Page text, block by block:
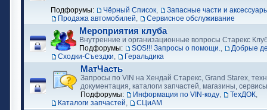
Подфорумы:
Чёрный Список,
Запасные части и
Продажа автомобилей, Сервисное обслуживание
Мероприятия клуба
Внутренние и организационные вопросы Старекс
Подфорумы:
SOS!!! Запросы о помощи.,
Добрые
Сходки-Съездки, Геральдика
МатЧасть
Запросы по VIN на Хендай Старекс, Grand Starex,
документация, каталоги запчастей, магазины, сервисы
Подфорумы:
Информация по VIN-коду, ТехДОК,
Каталоги запчастей, СЦиАМ